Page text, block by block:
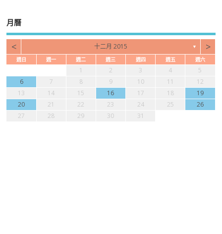
月曆
< 十二月 2015 ▼ >
週日 週一 週二 週三 週四 週五 週六
1 2 3 4
5
6
7 8 9 10 11
12
13
14 15 16 17 18
19
20
21 22 23 24 25
26
27
28 29 30 31